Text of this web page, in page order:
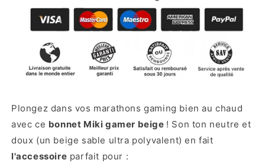
Plongez dans vos marathons gaming bien au chaud
avec ce bonnet Miki gamer beige ! Son ton neutre et
doux (un beige sable ultra polyvalent) en fait
l'accessoire parfait pour :